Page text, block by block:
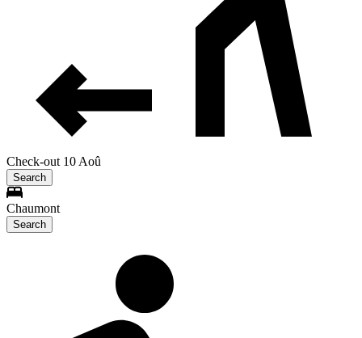
Check-out 10 Aoû
Search
Chaumont
Search